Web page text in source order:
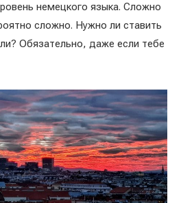
немецкого языка. Сложно
сложно. Нужно ли ставить
Обязательно, даже если тебе